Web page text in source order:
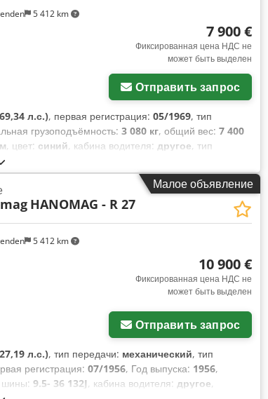
5 412 km
7 900 €
Фиксированная цена НДС не
может быть выделен
Отправить запрос
л.с.), первая регистрация: 05/1969, тип
грузоподъёмность: 3 080 кг, общий вес: 7 400
, цвет: синий, кабина водителя: другое, тип
отсека:
Малое объявление
5 412 km
HANOMAG - R 27
10 900 €
Фиксированная цена НДС не
может быть выделен
Отправить запрос
л.с.), тип передачи: механический, тип
регистрация: 07/1956, Год выпуска: 1956,
шины: 9.5- 36 132J, кабина водителя: другое,